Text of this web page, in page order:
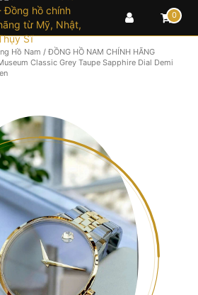
0
Hồ Nam / ĐỒNG HỒ NAM CHÍNH HÃNG
Classic Grey Taupe Sapphire Dial Demi